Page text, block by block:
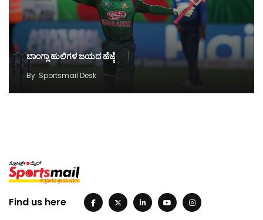
ಬಾಂಗ್ಲಾ ಹುಲಿಗಳ ಜಯದ ಹೆಜ್ಜೆ
By Sportsmail Desk
Find us here